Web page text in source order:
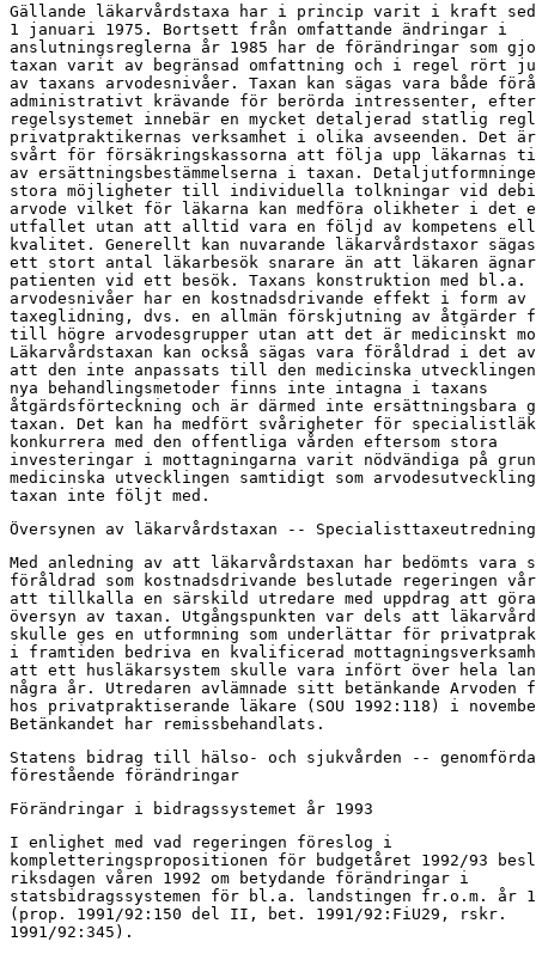
Gällande läkarvårdstaxa har i princip varit i kraft
1 januari 1975. Bortsett från omfattande ändringar i
anslutningsreglerna år 1985 har de förändringar som
taxan varit av begränsad omfattning och i regel rört
av taxans arvodesnivåer. Taxan kan sägas vara både
administrativt krävande för berörda intressenter,
regelsystemet innebär en mycket detaljerad statlig
privatpraktikernas verksamhet i olika avseenden. Det är
svårt för försäkringskassorna att följa upp läkarnas
av ersättningsbestämmelserna i taxan.
stora möjligheter till individuella tolkningar vid
arvode vilket för läkarna kan medföra olikheter i det
utfallet utan att alltid vara en följd av kompetens
kvalitet. Generellt kan nuvarande läkarvårdstaxor
ett stort antal läkarbesök snarare än att läkaren
patienten vid ett besök. Taxans konstruktion med bl.a.
arvodesnivåer har en kostnadsdrivande effekt i form av
taxeglidning, dvs. en allmän förskjutning av åtgärder
till högre arvodesgrupper utan att det är medicinskt
Läkarvårdstaxan kan också sägas vara föråldrad i det
att den inte anpassats till den medicinska
nya behandlingsmetoder finns inte intagna i taxans
åtgärdsförteckning och är därmed inte ersättningsbara
taxan. Det kan ha medfört svårigheter för
konkurrera med den offentliga vården eftersom stora
investeringar i mottagningarna varit nödvändiga på
medicinska utvecklingen samtidigt som
taxan inte följt med.
Översynen av läkarvårdstaxan --
Med anledning av att läkarvårdstaxan har bedömts vara
föråldrad som kostnadsdrivande beslutade regeringen
att tillkalla en särskild utredare med uppdrag att
översyn av taxan. Utgångspunkten var dels att
skulle ges en utformning som underlättar för
i framtiden bedriva en kvalificerad
att ett husläkarsystem skulle vara infört över hela
några år. Utredaren avlämnade sitt betänkande Arvoden
hos privatpraktiserande läkare (SOU 1992:118) i
Betänkandet har remissbehandlats.
Statens bidrag till hälso- och sjukvården --
förestående förändringar
Förändringar i bidragssystemet år 1993
I enlighet med vad regeringen föreslog i
kompletteringspropositionen för budgetåret 1992/93
riksdagen våren 1992 om betydande förändringar i
statsbidragssystemen för bl.a. landstingen fr.o.m. år
(prop. 1991/92:150 del II, bet. 1991/92:FiU29, rskr.
1991/92:345).